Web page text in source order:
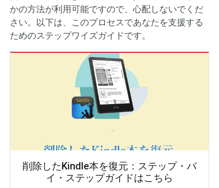
かの方法が利用可能ですので、心配しないでくだ
さい。以下は、このプロセスであなたを支援する
ためのステップワイズガイドです。
削除したKindle本を復元：ステップ・バ
イ・ステップガイドはこちら